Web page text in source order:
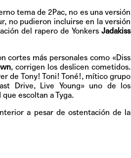
tema de 2Pac, no es una versión
no pudieron incluirse en la versión
del rapero de Yonkers Jadakiss
cortes más personales como «Diss
, corrigen los deslicen cometidos.
de Tony! Toni! Toné!, mítico grupo
Drive, Live Young» uno de los
escoltan a Tyga.
a pesar de ostentación de la